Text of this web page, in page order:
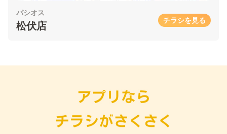
パシオス
松伏店 チラシを見る